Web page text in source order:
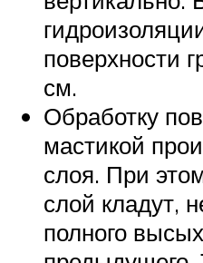
поверхности
см.
Обработку
мастикой
слоя. При
слой кладут,
полного